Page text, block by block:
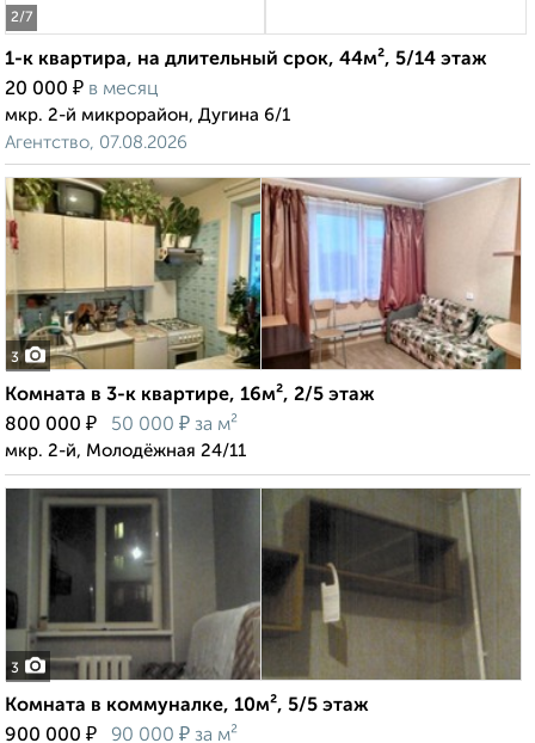
2/7
1-к квартира, на длительный срок, 44м², 5/14 этаж
20 000 ₽ в месяц
мкр. 2-й микрорайон, Дугина 6/1
Агентство, 07.08.2026
3
Комната в 3-к квартире, 16м², 2/5 этаж
800 000 ₽ 50 000 ₽ за м²
мкр. 2-й, Молодёжная 24/11
3
Комната в коммуналке, 10м², 5/5 этаж
900 000 ₽ 90 000 ₽ за м²